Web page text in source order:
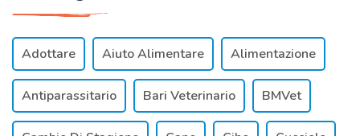
Adottare Aiuto Alimentare Alimentazione
Antiparassitario Bari Veterinario BMVet